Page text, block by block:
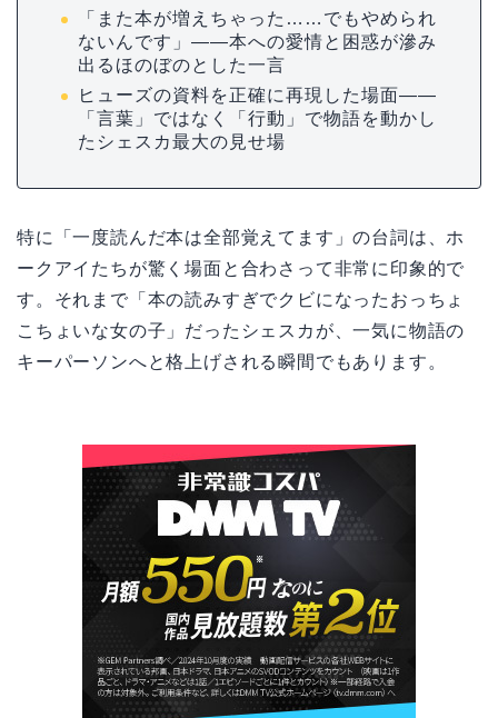
「また本が増えちゃった……でもやめられ
ないんです」——本への愛情と困惑が滲み
出るほのぼのとした一言
ヒューズの資料を正確に再現した場面——
「言葉」ではなく「行動」で物語を動かし
たシェスカ最大の見せ場
特に「一度読んだ本は全部覚えてます」の台詞は、ホ
ークアイたちが驚く場面と合わさって非常に印象的で
す。それまで「本の読みすぎでクビになったおっちょ
こちょいな女の子」だったシェスカが、一気に物語の
キーパーソンへと格上げされる瞬間でもあります。